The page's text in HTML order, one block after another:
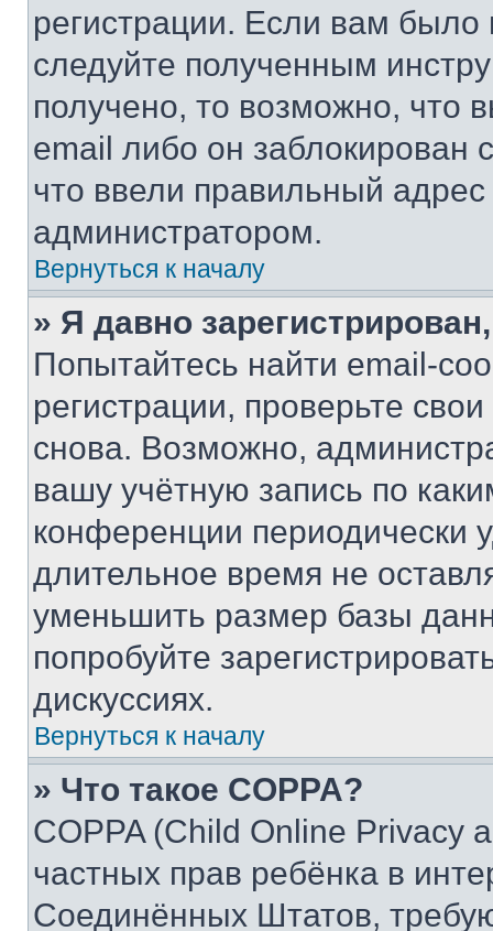
регистрации. Если вам
следуйте полученным
получено, то возможно, что
email либо он
что ввели правильный адрес
администратором.
Вернуться к началу
» Я давно
Попытайтесь найти email-
регистрации, проверьте
снова. Возможно,
вашу учётную запись по
конференции периодически
длительное время не
уменьшить размер базы
попробуйте
дискуссиях.
Вернуться к началу
» Что такое COPPA?
COPPA (Child Online Privacy
частных прав ребёнка в
Соединённых Штатов,